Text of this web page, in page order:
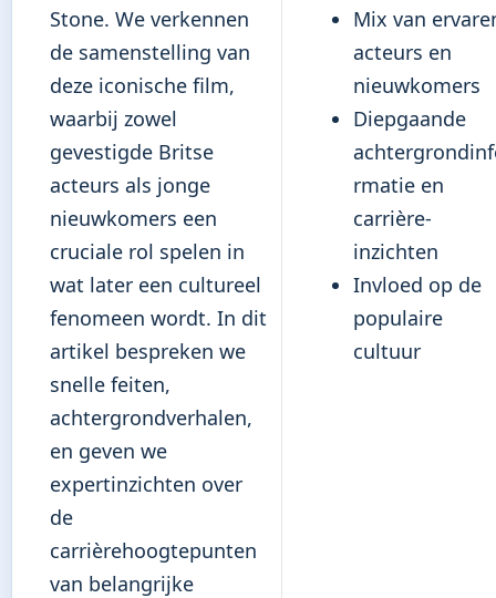
Stone. We verkennen
de samenstelling van
deze iconische film,
waarbij zowel
gevestigde Britse
acteurs als jonge
nieuwkomers een
cruciale rol spelen in
wat later een cultureel
fenomeen wordt. In dit
artikel bespreken we
snelle feiten,
achtergrondverhalen,
en geven we
expertinzichten over
de
carrièrehoogtepunten
van belangrijke
Mix van
acteurs en
nieuwkomers
Diepgaande
rmatie en
carrière-
inzichten
Invloed op de
populaire
cultuur